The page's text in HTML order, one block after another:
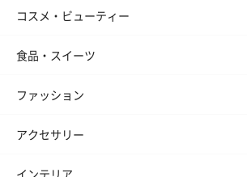
コスメ・ビューティー
食品・スイーツ
ファッション
アクセサリー